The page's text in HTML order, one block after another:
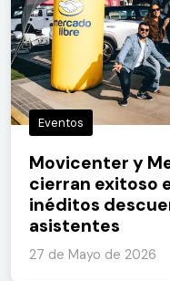
Eventos
Movicenter y
cierran exitoso
inéditos
asistentes
27 de Mayo de 2026